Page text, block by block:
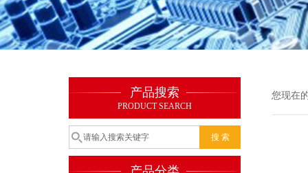
产品搜索
PRODUCT SEARCH
您现在